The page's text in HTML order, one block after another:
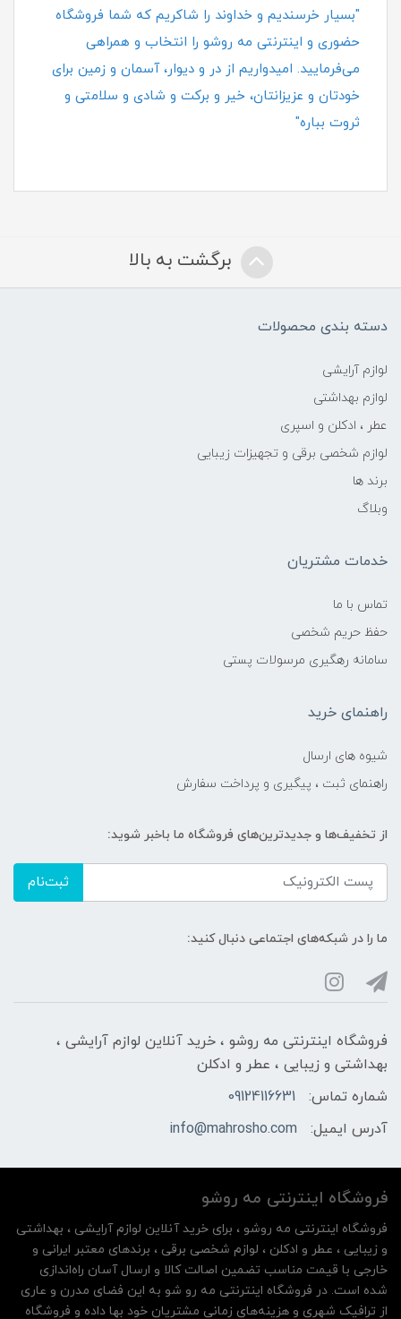
"بسیار خرسندیم و خداوند را شاکریم که شما فروشگاه
حضوری و اینترنتی مه روشو را انتخاب و همراهی
می‌فرمایید. امیدواریم از در و دیوار، آسمان و زمین برای
خودتان و عزیزانتان، خیر و برکت و شادی و سلامتی و
ثروت بباره"
برگشت به بالا
دسته بندی محصولات
لوازم آرایشی
لوازم بهداشتی
عطر ، ادکلن و اسپری
لوازم شخصی برقی و تجهیزات زیبایی
برند ها
وبلاگ
خدمات مشتریان
تماس با ما
حفظ حریم شخصی
سامانه رهگیری مرسولات پستی
راهنمای خرید
شیوه های ارسال
راهنمای ثبت ، پیگیری و پرداخت سفارش
از تخفیف‌ها و جدیدترین‌های فروشگاه ما باخبر شوید:
ثبت‌نام
ما را در شبکه‌های اجتماعی دنبال کنید:
فروشگاه اینترنتی مه‌ رو‌شو ، خرید آنلاین لوازم آرایشی ،
بهداشتی و زیبایی ، عطر و ادکلن
شماره تماس:
09124116631
آدرس ایمیل:
info@mahrosho.com
فروشگاه اینترنتی مه‌ رو‌شو
فروشگاه اینترنتی مه‌ رو‌شو ، برای خرید آنلاین لوازم آرایشی ، بهداشتی
و زیبایی ، عطر و ادکلن ، لوازم شخصی برقی ، برندهای معتبر ایرانی و
خارجی با قیمت مناسب تضمین اصالت کالا و ارسال آسان راه‌اندازی
شده است. در فروشگاه اینترنتی مه رو شو به این فضای مدرن و عاری
از ترافیک شهری و هزینه‌های زمانی مشتریان خود بها داده و فروشگاه